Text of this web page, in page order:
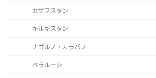
カザフスタン
キルギスタン
ナゴルノ・カラバフ
ベラルーシ